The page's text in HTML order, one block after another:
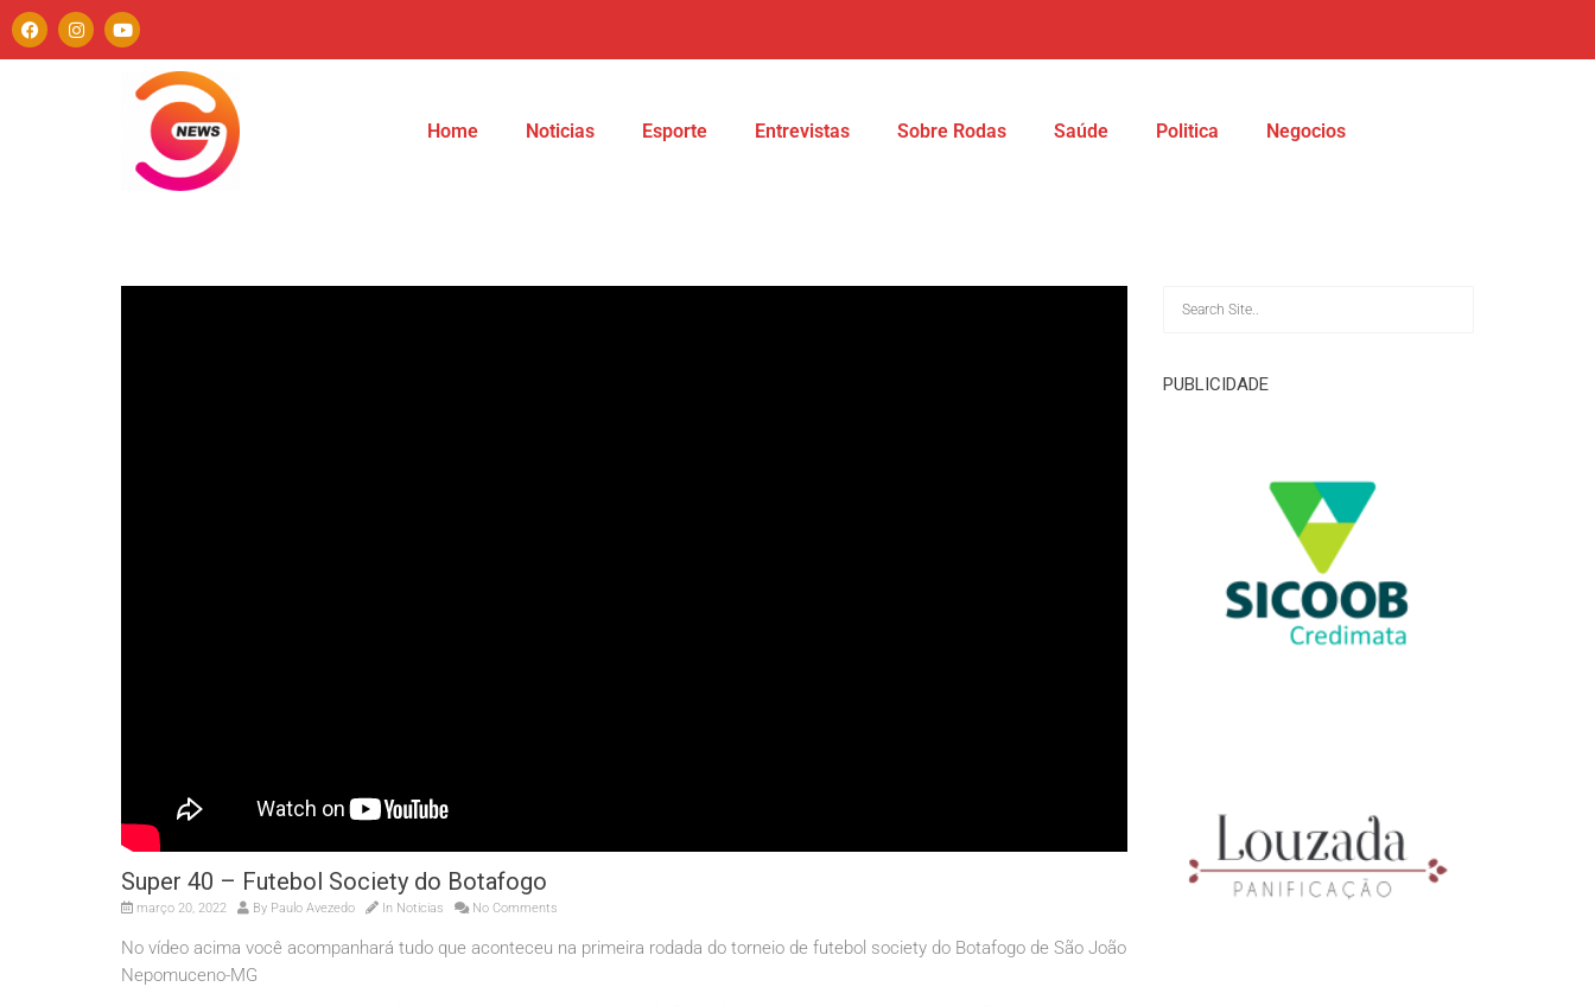
Home Noticias Esporte Entrevistas Sobre Rodas Saúde Politica Negocios
Super 40 – Futebol Society do Botafogo
março 20, 2022 By Paulo Avezedo In Noticias No Comments
No vídeo acima você acompanhará tudo que aconteceu na primeira rodada do torneio de futebol society do Botafogo de São João
Nepomuceno-MG
PUBLICIDADE